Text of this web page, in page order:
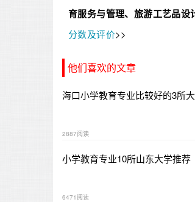
育服务与管理、旅游工艺品设
分数及评价>>
他们喜欢的文章
海口小学教育专业比较好的3所
2887阅读
小学教育专业10所山东大学推荐
6471阅读